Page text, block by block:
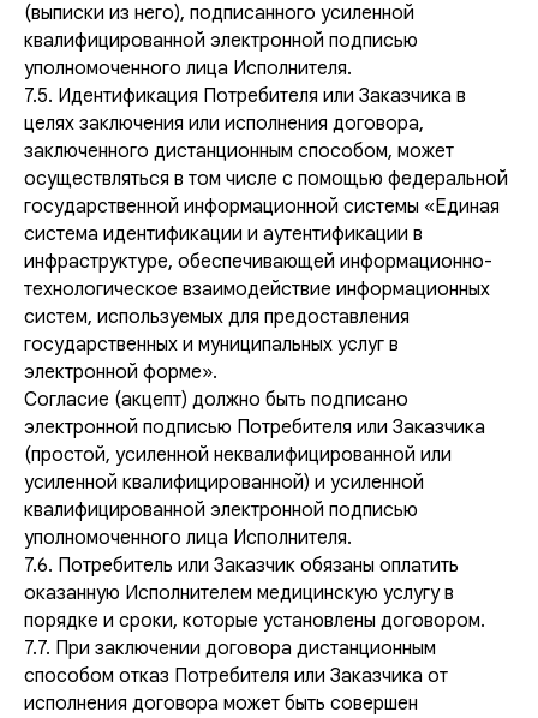
(выписки из него), подписанного усиленной
квалифицированной электронной подписью
уполномоченного лица Исполнителя.
7.5. Идентификация Потребителя или Заказчика в
целях заключения или исполнения договора,
заключенного дистанционным способом, может
осуществляться в том числе с помощью федеральной
государственной информационной системы «Единая
система идентификации и аутентификации в
инфраструктуре, обеспечивающей информационно-
технологическое взаимодействие информационных
систем, используемых для предоставления
государственных и муниципальных услуг в
электронной форме».
Согласие (акцепт) должно быть подписано
электронной подписью Потребителя или Заказчика
(простой, усиленной неквалифицированной или
усиленной квалифицированной) и усиленной
квалифицированной электронной подписью
уполномоченного лица Исполнителя.
7.6. Потребитель или Заказчик обязаны оплатить
оказанную Исполнителем медицинскую услугу в
порядке и сроки, которые установлены договором.
7.7. При заключении договора дистанционным
способом отказ Потребителя или Заказчика от
исполнения договора может быть совершен